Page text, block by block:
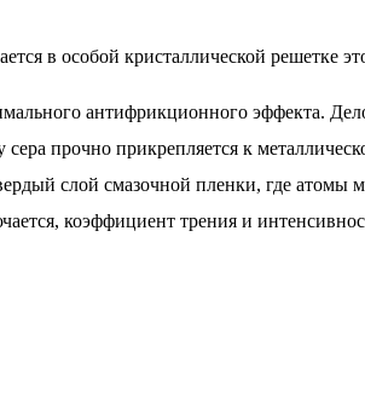
в особой кристаллической решетке
антифрикционного эффекта.
прочно прикрепляется к
слой смазочной пленки, где атомы
коэффициент трения и